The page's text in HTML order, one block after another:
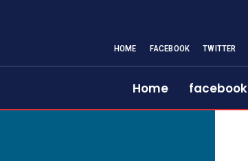
HOME FACEBOOK TWITTER
Home facebook